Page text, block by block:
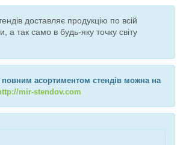
доставляє продукцію по всій
а так само в будь-яку точку світу
асортиментом стендів можна на
mir-stendov.com